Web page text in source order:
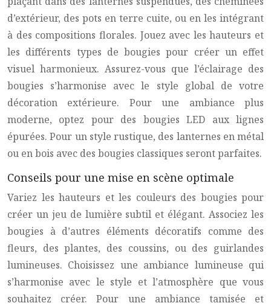
d’extérieur, des pots en terre cuite, ou en les intégrant
à des compositions florales. Jouez avec les hauteurs et
les différents types de bougies pour créer un effet
visuel harmonieux. Assurez-vous que l’éclairage des
bougies s’harmonise avec le style global de votre
décoration extérieure. Pour une ambiance plus
moderne, optez pour des bougies LED aux lignes
épurées. Pour un style rustique, des lanternes en métal
ou en bois avec des bougies classiques seront parfaites.
Conseils pour une mise en scène optimale
Variez les hauteurs et les couleurs des bougies pour
créer un jeu de lumière subtil et élégant. Associez les
bougies à d’autres éléments décoratifs comme des
fleurs, des plantes, des coussins, ou des guirlandes
lumineuses. Choisissez une ambiance lumineuse qui
s’harmonise avec le style et l’atmosphère que vous
souhaitez créer. Pour une ambiance tamisée et